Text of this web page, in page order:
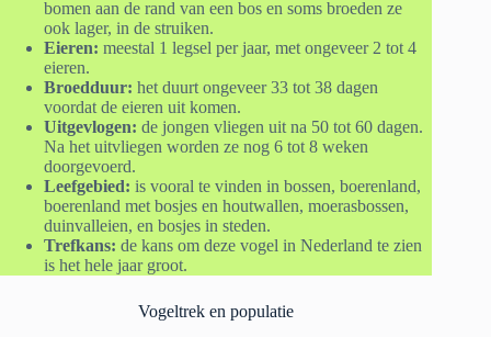
bomen aan de rand van een bos en soms broeden ze
ook lager, in de struiken.
Eieren: meestal 1 legsel per jaar, met ongeveer 2 tot 4
eieren.
Broedduur: het duurt ongeveer 33 tot 38 dagen
voordat de eieren uit komen.
Uitgevlogen: de jongen vliegen uit na 50 tot 60 dagen.
Na het uitvliegen worden ze nog 6 tot 8 weken
doorgevoerd.
Leefgebied: is vooral te vinden in bossen, boerenland,
boerenland met bosjes en houtwallen, moerasbossen,
duinvalleien, en bosjes in steden.
Trefkans: de kans om deze vogel in Nederland te zien
is het hele jaar groot.
Vogeltrek en populatie